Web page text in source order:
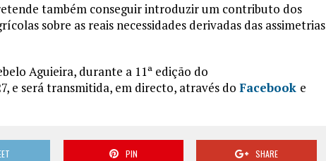
também conseguir introduzir um contributo dos
sobre as reais necessidades derivadas das assimetrias
Aguieira, durante a 11ª edição do
e será transmitida, em directo, através do Facebook e
PIN SHARE